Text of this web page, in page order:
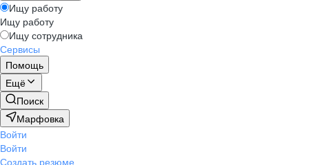
Ищу работу
Ищу работу
Ищу сотрудника
Сервисы
Помощь
Ещё
Поиск
Марфовка
Войти
Войти
Создать резюме